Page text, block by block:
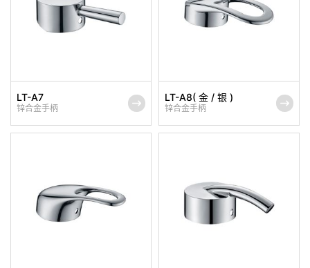
LT-A7
锌合金手柄
LT-A8( 金 / 银 )
锌合金手柄